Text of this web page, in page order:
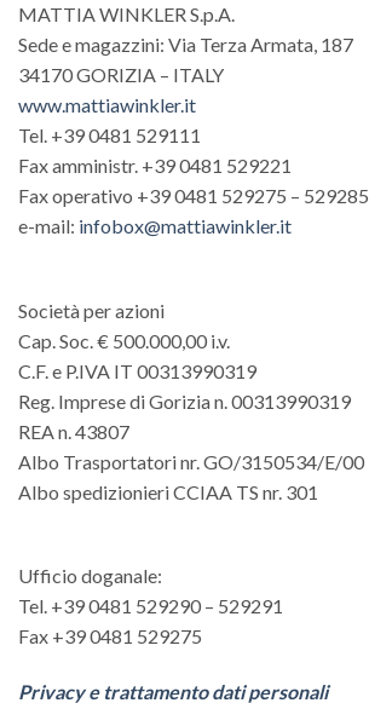
MATTIA WINKLER S.p.A.
Sede e magazzini: Via Terza Armata, 187
34170 GORIZIA – ITALY
www.mattiawinkler.it
Tel. +39 0481 529111
Fax amministr. +39 0481 529221
Fax operativo +39 0481 529275 – 529285
e-mail: infobox@mattiawinkler.it
Società per azioni
Cap. Soc. € 500.000,00 i.v.
C.F. e P.IVA IT 00313990319
Reg. Imprese di Gorizia n. 00313990319
REA n. 43807
Albo Trasportatori nr. GO/3150534/E/00
Albo spedizionieri CCIAA TS nr. 301
Ufficio doganale:
Tel. +39 0481 529290 – 529291
Fax +39 0481 529275
Privacy e trattamento dati personali